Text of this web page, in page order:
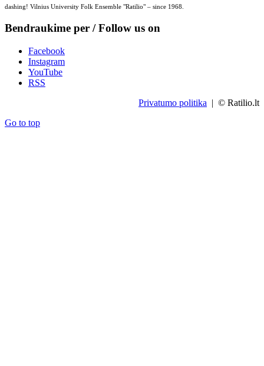
dashing! Vilnius University Folk Ensemble "Ratilio" – since 1968.
Bendraukime per / Follow us on
Facebook
Instagram
YouTube
RSS
Privatumo politika | © Ratilio.lt
Go to top